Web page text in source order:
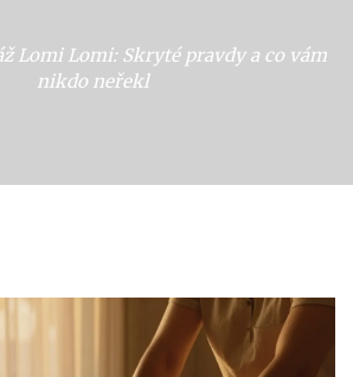
Lomi Lomi: Skryté pravdy a co vám
nikdo neřekl